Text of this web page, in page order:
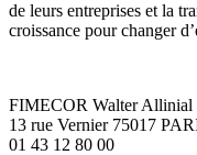
de leurs entreprises et la
croissance pour changer
FIMECOR Walter Allinial
13 rue Vernier 75017
01 43 12 80 00